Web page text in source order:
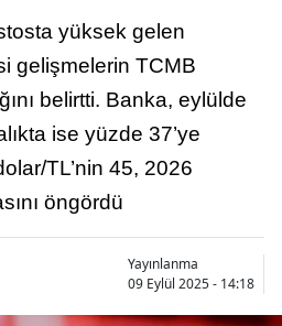
yüksek gelen
gelişmelerin TCMB
belirtti. Banka, eylülde
ise yüzde 37’ye
TL’nin 45, 2026
öngördü
Yayınlanma
09 Eylül 2025 - 14:18